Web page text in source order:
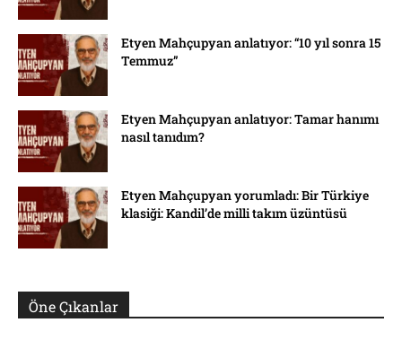
Etyen Mahçupyan anlatıyor: “10 yıl sonra 15
Temmuz”
Etyen Mahçupyan anlatıyor: Tamar hanımı
nasıl tanıdım?
Etyen Mahçupyan yorumladı: Bir Türkiye
klasiği: Kandil’de milli takım üzüntüsü
Öne Çıkanlar